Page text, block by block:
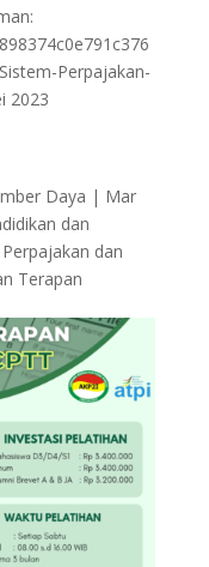
Perpajakan-
2023
Daya | Mar
dan
Perpajakan dan
Terapan